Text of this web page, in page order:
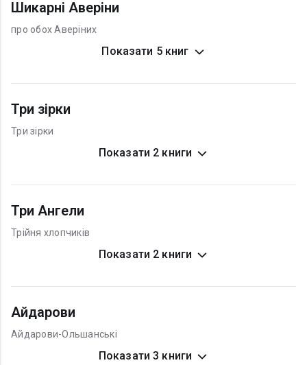
Шикарні Аверіни
про обох Аверіних
Показати 5 книг
Три зірки
Три зірки
Показати 2 книги
Три Ангели
Трійня хлопчиків
Показати 2 книги
Айдарови
Айдарови-Ольшанські
Показати 3 книги